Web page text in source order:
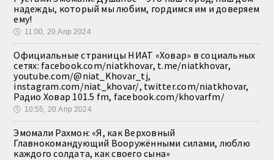
надежды, который мы любим, гордимся им и доверяем
ему!
🕔 11:00, 20.Апр 2024
Официальные страницы НИАТ «Ховар» в социальных
сетях: facebook.com/niatkhovar, t.me/niatkhovar,
youtube.com/@niat_Khovar_tj,
instagram.com/niat_khovar/, twitter.com/niatkhovar,
Радио Ховар 101.5 fm, facebook.com/khovarfm/
🕔 10:55, 20.Апр 2024
Эмомали Рахмон: «Я, как Верховный
Главнокомандующий Вооружёнными силами, люблю
каждого солдата, как своего сына»